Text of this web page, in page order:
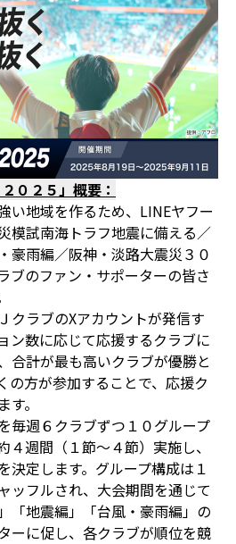
０２５」概要：
い地域を作るため、LINEヤフー
模試南海トラフ地震に備える／
豪雨編／阪神・淡路大震災３０
ブのファン・サポーターの皆さ
クラブのXアカウントが発信す
ン数に応じて応援するクラブに
合計が最も高いクラブが優勝と
の方が参加することで、応援ク
。
毎週６クラブずつ１０グループ
４週間（１節〜４節）実施し、
決定します。グループ構成は１
ッフルされ、大会期間を通じて
「地震編」「台風・豪雨編」の
ーに促し、各クラブが順位を競